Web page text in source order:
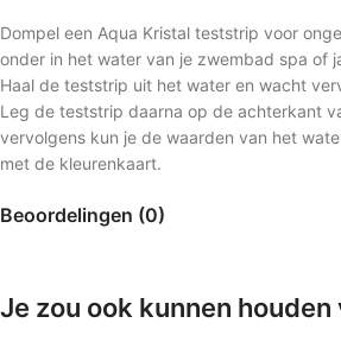
Dompel een Aqua Kristal teststrip voor
onder in het water van je zwembad spa of
Haal de teststrip uit het water en wacht
Leg de teststrip daarna op de achterkant
vervolgens kun je de waarden van het
met de kleurenkaart.
Beoordelingen (0)
Je zou ook kunnen